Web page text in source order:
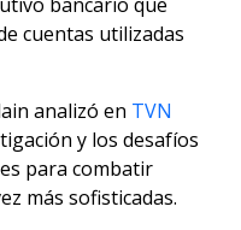
cuentas utilizadas
analizó en TVN
y los desafíos
para combatir
más sofisticadas.